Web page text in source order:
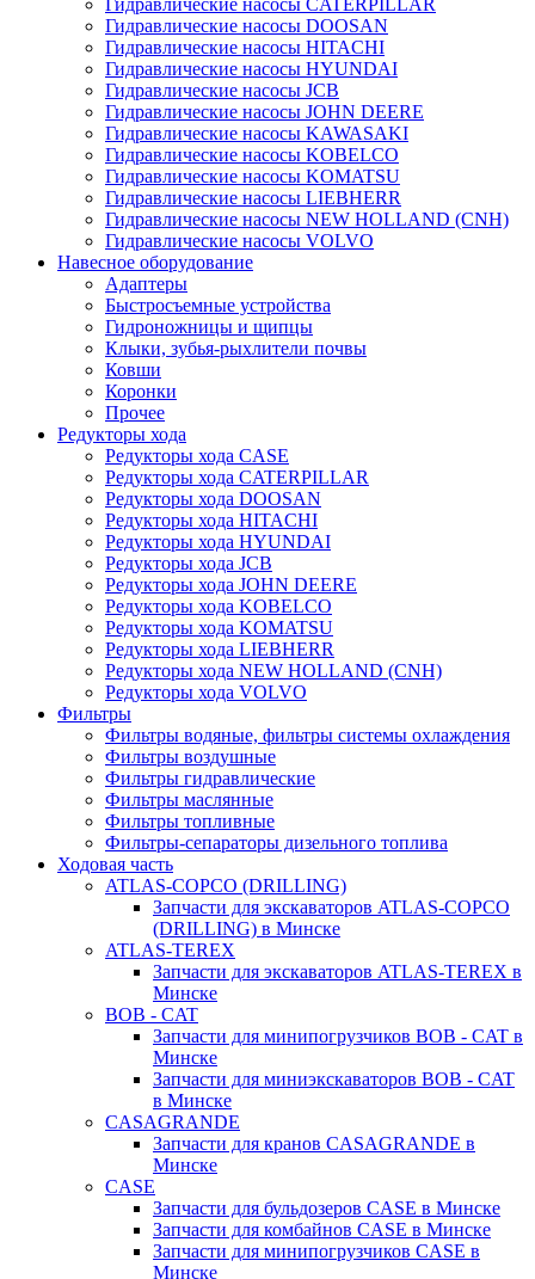
Гидравлические насосы CATERPILLAR
Гидравлические насосы DOOSAN
Гидравлические насосы HITACHI
Гидравлические насосы HYUNDAI
Гидравлические насосы JCB
Гидравлические насосы JOHN DEERE
Гидравлические насосы KAWASAKI
Гидравлические насосы KOBELCO
Гидравлические насосы KOMATSU
Гидравлические насосы LIEBHERR
Гидравлические насосы NEW HOLLAND (CNH)
Гидравлические насосы VOLVO
Навесное оборудование
Адаптеры
Быстросъемные устройства
Гидроножницы и щипцы
Клыки, зубья-рыхлители почвы
Ковши
Коронки
Прочее
Редукторы хода
Редукторы хода CASE
Редукторы хода CATERPILLAR
Редукторы хода DOOSAN
Редукторы хода HITACHI
Редукторы хода HYUNDAI
Редукторы хода JCB
Редукторы хода JOHN DEERE
Редукторы хода KOBELCO
Редукторы хода KOMATSU
Редукторы хода LIEBHERR
Редукторы хода NEW HOLLAND (CNH)
Редукторы хода VOLVO
Фильтры
Фильтры водяные, фильтры системы охлаждения
Фильтры воздушные
Фильтры гидравлические
Фильтры маслянные
Фильтры топливные
Фильтры-сепараторы дизельного топлива
Ходовая часть
ATLAS-COPCO (DRILLING)
Запчасти для экскаваторов ATLAS-COPCO
(DRILLING) в Минске
ATLAS-TEREX
Запчасти для экскаваторов ATLAS-TEREX в
Минске
BOB - CAT
Запчасти для минипогрузчиков BOB - CAT в
Минске
Запчасти для миниэкскаваторов BOB - CAT
в Минске
CASAGRANDE
Запчасти для кранов CASAGRANDE в
Минске
CASE
Запчасти для бульдозеров CASE в Минске
Запчасти для комбайнов CASE в Минске
Запчасти для минипогрузчиков CASE в
Минске